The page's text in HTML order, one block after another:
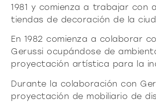
1981 y comienza a trabajar con
tiendas de decoración de la
En 1982 comienza a colaborar
Gerussi ocupándose de
proyectación artística para la
Durante la colaboración con
proyectación de mobiliario de